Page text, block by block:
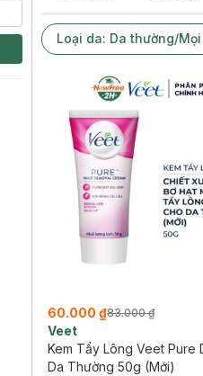
Loại da: Da thường/
60.000 ₫83.000 ₫
Veet
Kem Tẩy Lông Veet Pure
Da Thường 50g (Mới)